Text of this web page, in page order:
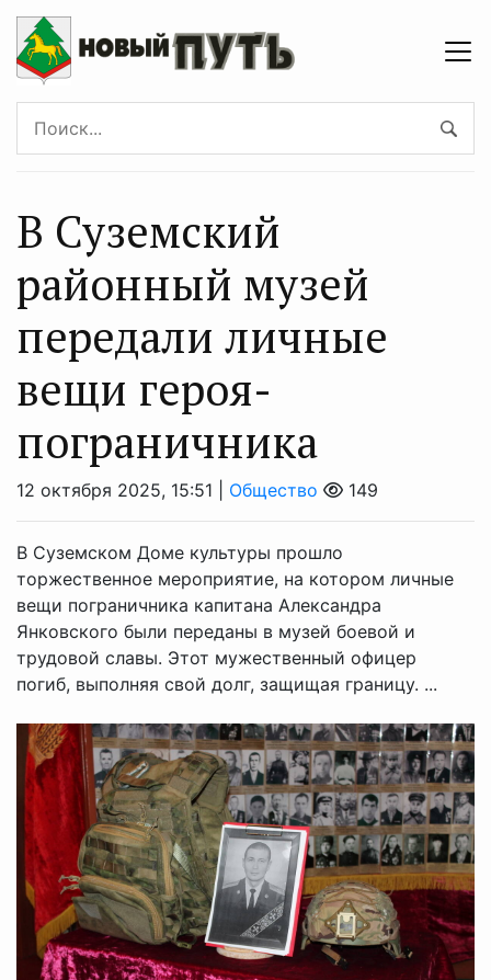
В Суземский
районный музей
передали личные
вещи героя-
пограничника
12 октября 2025, 15:51 | Общество 149
В Суземском Доме культуры прошло
торжественное мероприятие, на котором личные
вещи пограничника капитана Александра
Янковского были переданы в музей боевой и
трудовой славы. Этот мужественный офицер
погиб, выполняя свой долг, защищая границу. ...